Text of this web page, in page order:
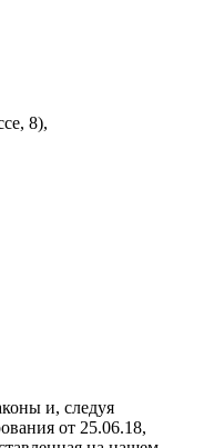
8),
и, следуя
от 25.06.18,